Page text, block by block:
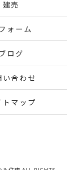
建売
ォーム
ログ
い合わせ
トマップ